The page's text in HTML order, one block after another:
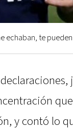
echaban, te
y contó lo